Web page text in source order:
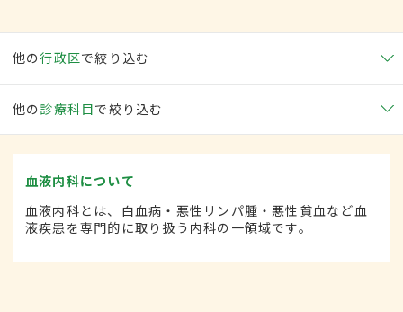
他の行政区で絞り込む
他の 診療科目で絞り込む
血液内科について
血液内科とは、白血病・悪性リンパ腫・悪性貧血など血
液疾患を専門的に取り扱う内科の一領域です。